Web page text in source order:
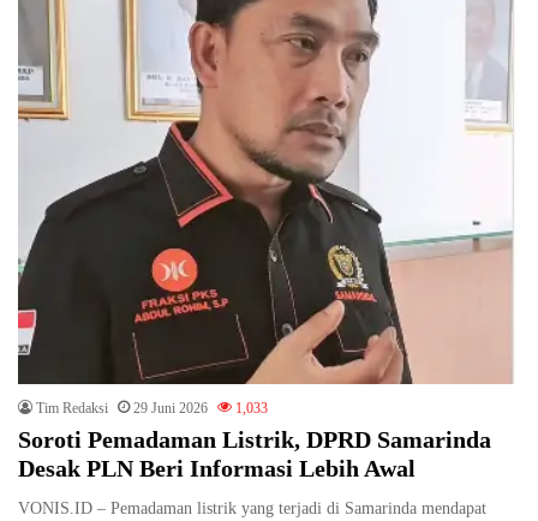
Tim Redaksi 29 Juni 2026 1,033
Soroti Pemadaman Listrik, DPRD Samarinda
Desak PLN Beri Informasi Lebih Awal
VONIS.ID – Pemadaman listrik yang terjadi di Samarinda mendapat